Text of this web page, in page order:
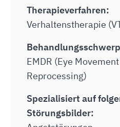
Therapieverfahren:
Verhaltenstherapie
EMDR (Eye
Reprocessing)
Spezialisiert auf
Störungsbilder: